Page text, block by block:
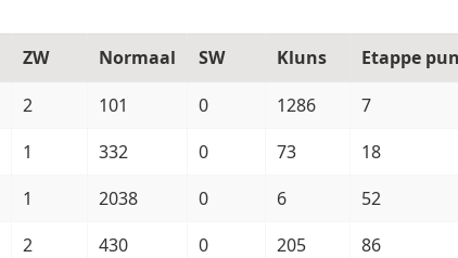
ZW Normaal SW Kluns Etappe
2 101 0 1286 7
1 332 0 73 18
1 2038 0 6 52
2 430 0 205 86